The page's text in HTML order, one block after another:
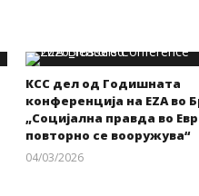
КСС дел од Годишната
конференција на EZA во
„Социјална правда во
повторно се вооружува“
04/03/2026